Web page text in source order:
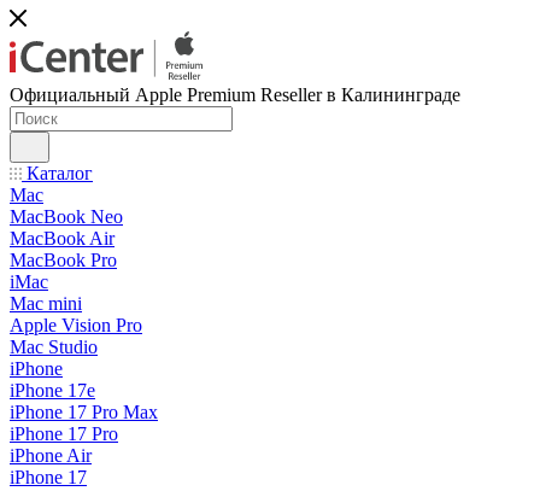
Официальный Apple Premium Reseller в Калининграде
Каталог
Mac
MacBook Neo
MacBook Air
MacBook Pro
iMac
Mac mini
Apple Vision Pro
Mac Studio
iPhone
iPhone 17e
iPhone 17 Pro Max
iPhone 17 Pro
iPhone Air
iPhone 17